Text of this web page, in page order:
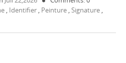
, Identifier , Peinture ,Signature ,